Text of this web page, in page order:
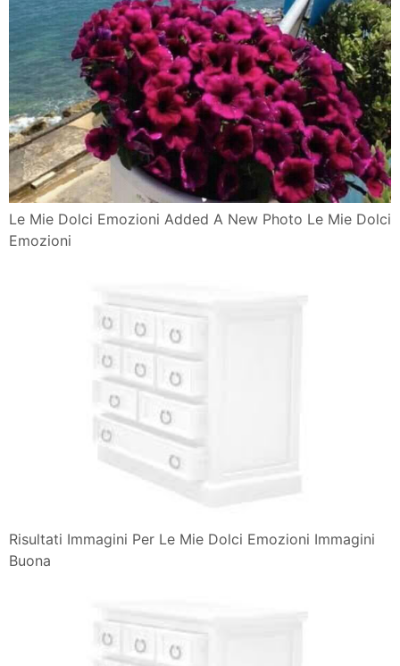
Le Mie Dolci Emozioni Added A New Photo Le Mie Dolci
Emozioni
Risultati Immagini Per Le Mie Dolci Emozioni Immagini
Buona